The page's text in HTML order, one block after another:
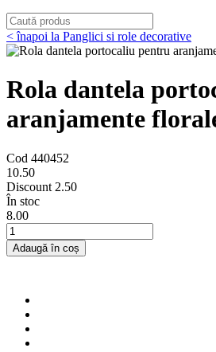
< înapoi la Panglici si role decorative
Rola dantela
aranjamente
Cod 440452
10.50
Discount 2.50
În stoc
8.00
Adaugă în coș